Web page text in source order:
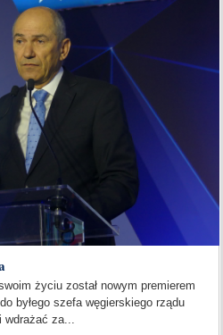
życiu został nowym premierem
byłego szefa węgierskiego rządu
wdrażać za...